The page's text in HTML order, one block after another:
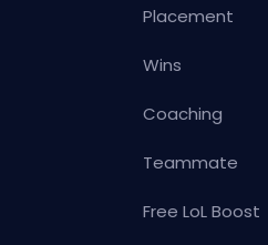
Placement
Wins
Coaching
Teammate
Free LoL Boost